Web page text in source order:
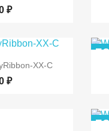
₽
просмотр
XX-C
₽